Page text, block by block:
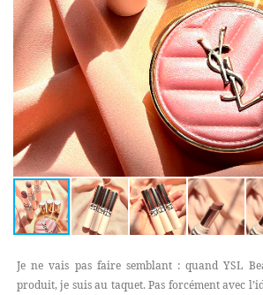
Je ne vais pas faire semblant : quand YSL
produit, je suis au taquet. Pas forcément avec